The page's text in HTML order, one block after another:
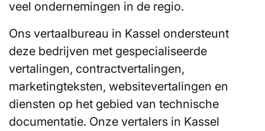
veel ondernemingen in de regio.
Ons vertaalbureau in Kassel ondersteunt
deze bedrijven met gespecialiseerde
vertalingen, contractvertalingen,
marketingteksten, websitevertalingen en
diensten op het gebied van technische
documentatie. Onze vertalers in Kassel